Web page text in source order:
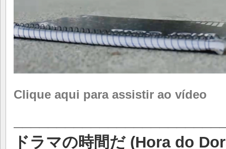
Clique aqui para assistir ao vídeo
ドラマの時間だ (Hora do